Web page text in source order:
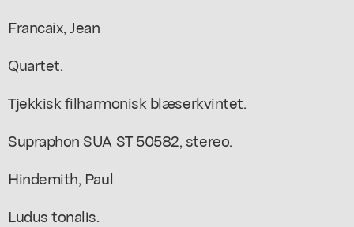
Francaix, Jean
Quartet.
Tjekkisk filharmonisk blæserkvintet.
Supraphon SUA ST 50582, stereo.
Hindemith, Paul
Ludus tonalis.